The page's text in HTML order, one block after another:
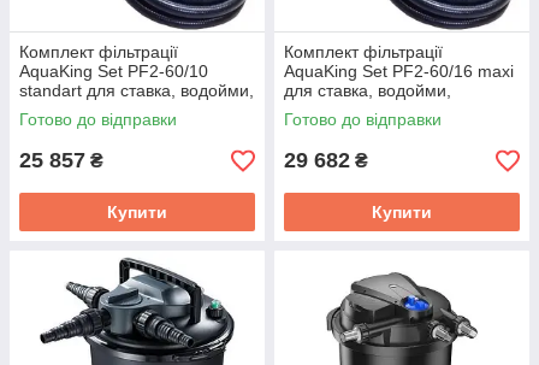
Комплект фільтрації
AquaKing Set PF2-60/10
standart для ставка, водойми,
водоспаду, каскаду
Готово до відправки
25 857 ₴
Купити
Комплект фільтрації
AquaKing Set PF2-60/16 maxi
для ставка, водойми,
водоспаду, каскаду
Готово до відправки
29 682 ₴
Купити